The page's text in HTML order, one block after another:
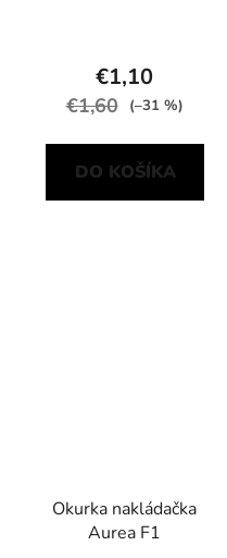
€1,10
€1,60 (–31 %)
DO KOŠÍKA
Okurka nakládačka
Aurea F1